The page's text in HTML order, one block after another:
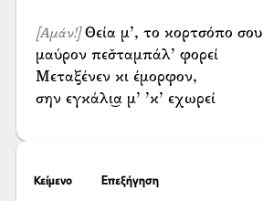
[Αμάν!]Θεία μ’, το κορτσόπο σου
μαύρον πεσ̌ταμπάλ’ φορεί
Μεταξένεν κι έμορφον,
σην εγκάλι͜α μ’ ’κ’ εχωρεί
Κείμενο Επεξήγηση